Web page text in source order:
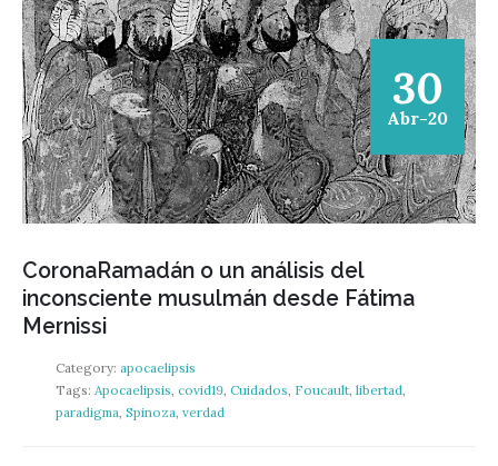
30
Abr-20
CoronaRamadán o un análisis del
inconsciente musulmán desde Fátima
Mernissi
Category: apocaelipsis
Tags: Apocaelipsis covid19 Cuidados Foucault libertad
paradigma Spinoza verdad